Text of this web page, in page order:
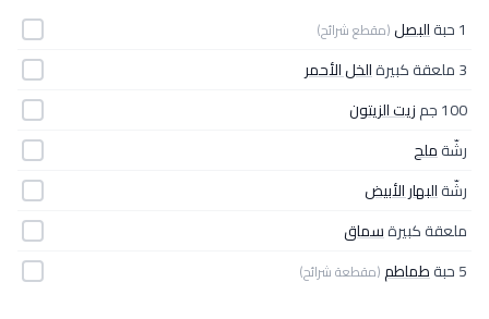
1 حبة البصل(مقطع شرائح)
3 ملعقة كبيرة
الخل الأحمر
100 جم
زيت الزيتون
رشّةملح
رشّةالبهار الأبيض
ملعقة كبيرةسماق
5 حبة
طماطم(مقطعة شرائح)